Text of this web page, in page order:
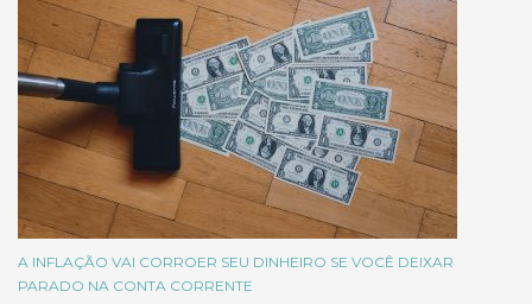
A INFLAÇÃO VAI CORROER SEU DINHEIRO SE VOCÊ DEIXAR
PARADO NA CONTA CORRENTE